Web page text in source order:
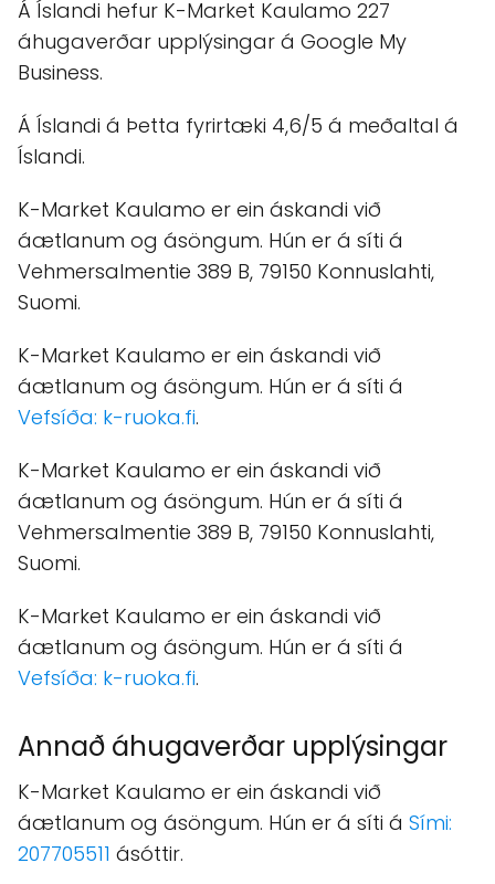
Á Íslandi hefur K-Market Kaulamo 227
áhugaverðar upplýsingar á Google My
Business.
Á Íslandi á Þetta fyrirtæki 4,6/5 á meðaltal á
Íslandi.
K-Market Kaulamo er ein áskandi við
áætlanum og ásöngum. Hún er á síti á
Vehmersalmentie 389 B, 79150 Konnuslahti,
Suomi.
K-Market Kaulamo er ein áskandi við
áætlanum og ásöngum. Hún er á síti á
Vefsíða: k-ruoka.fi.
K-Market Kaulamo er ein áskandi við
áætlanum og ásöngum. Hún er á síti á
Vehmersalmentie 389 B, 79150 Konnuslahti,
Suomi.
K-Market Kaulamo er ein áskandi við
áætlanum og ásöngum. Hún er á síti á
Vefsíða: k-ruoka.fi.
Annað áhugaverðar upplýsingar
K-Market Kaulamo er ein áskandi við
áætlanum og ásöngum. Hún er á síti á Sími:
207705511 ásóttir.